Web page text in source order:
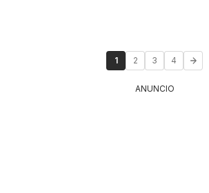
1 2 3 4
ANUNCIO